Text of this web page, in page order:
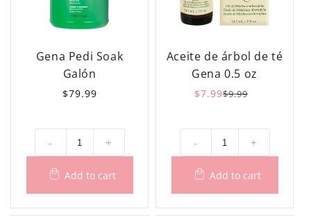
Gena Pedi Soak
Galón
Precio
$79.99
- +
Aceite de árbol de té
Gena 0.5 oz
Precio
$9.99
Precio
$7.99
- +